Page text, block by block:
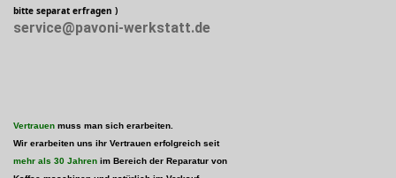
bitte separat erfragen )
service@pavoni-werkstatt.de
Vertrauen muss man sich erarbeiten.
Wir erarbeiten uns ihr Vertrauen erfolgreich seit
mehr als 30 Jahren im Bereich der Reparatur von